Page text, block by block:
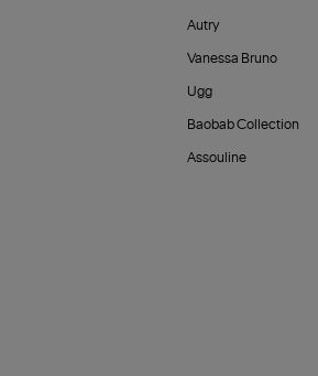
Autry
Vanessa Bruno
Ugg
Baobab Collection
Assouline